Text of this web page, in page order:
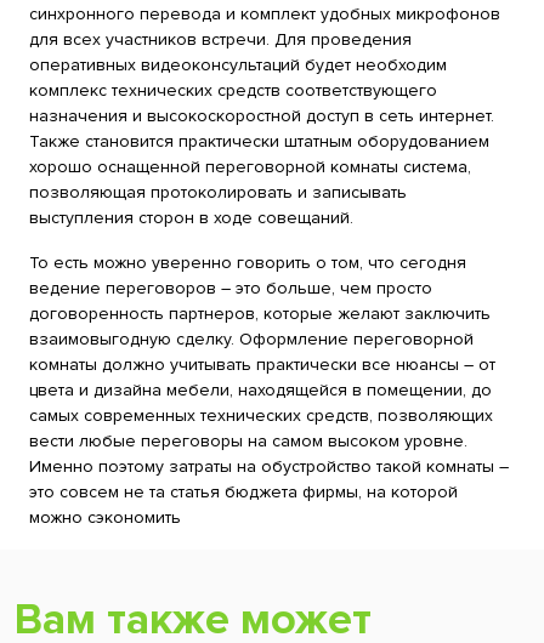
синхронного перевода и комплект удобных микрофонов
для всех участников встречи. Для проведения
оперативных видеоконсультаций будет необходим
комплекс технических средств соответствующего
назначения и высокоскоростной доступ в сеть интернет.
Также становится практически штатным оборудованием
хорошо оснащенной переговорной комнаты система,
позволяющая протоколировать и записывать
выступления сторон в ходе совещаний.
То есть можно уверенно говорить о том, что сегодня
ведение переговоров – это больше, чем просто
договоренность партнеров, которые желают заключить
взаимовыгодную сделку. Оформление переговорной
комнаты должно учитывать практически все нюансы – от
цвета и дизайна мебели, находящейся в помещении, до
самых современных технических средств, позволяющих
вести любые переговоры на самом высоком уровне.
Именно поэтому затраты на обустройство такой комнаты –
это совсем не та статья бюджета фирмы, на которой
можно сэкономить
Вам также может